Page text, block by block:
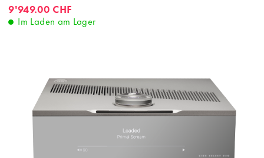
9'949.00 CHF
Im Laden am Lager